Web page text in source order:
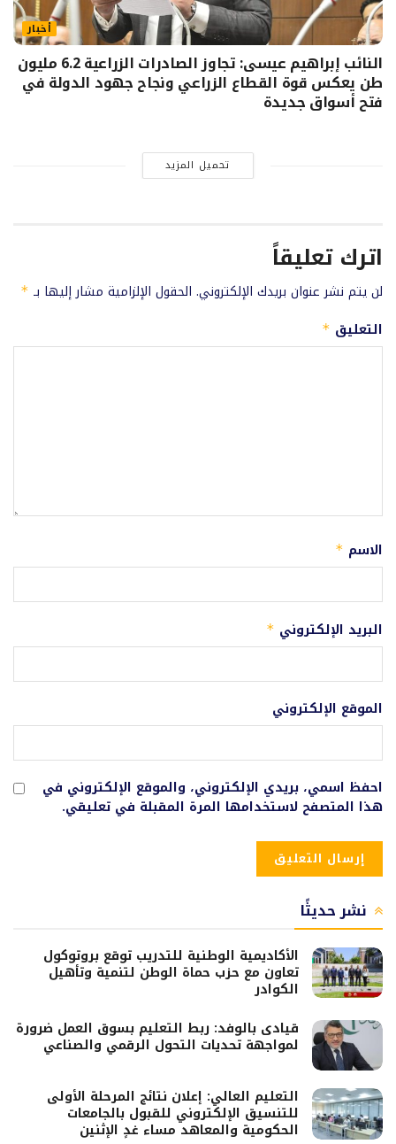
أخبار
النائب إبراهيم عيسى: تجاوز الصادرات الزراعية 6.2 مليون
طن يعكس قوة القطاع الزراعي ونجاح جهود الدولة في
فتح أسواق جديدة
تحميل المزيد
اترك تعليقاً
لن يتم نشر عنوان بريدك الإلكتروني. الحقول الإلزامية مشار إليها بـ *
التعليق *
الاسم *
البريد الإلكتروني *
الموقع الإلكتروني
احفظ اسمي، بريدي الإلكتروني، والموقع الإلكتروني في
هذا المتصفح لاستخدامها المرة المقبلة في تعليقي.
نشر حديثًا
الأكاديمية الوطنية للتدريب توقع بروتوكول
تعاون مع حزب حماة الوطن لتنمية وتأهيل
الكوادر
قيادى بالوفد: ربط التعليم بسوق العمل ضرورة
لمواجهة تحديات التحول الرقمي والصناعي
التعليم العالي: إعلان نتائج المرحلة الأولى
للتنسيق الإلكتروني للقبول بالجامعات
الحكومية والمعاهد مساء غدٍ الإثنين